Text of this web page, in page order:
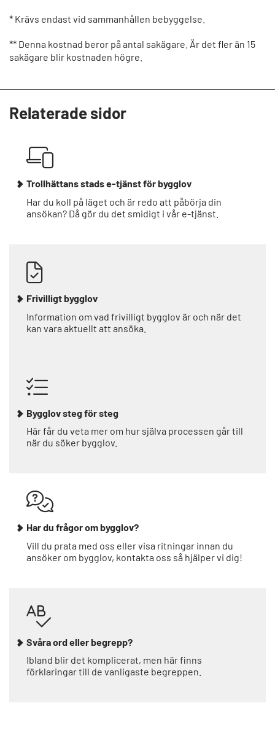
* Krävs endast vid sammanhållen bebyggelse.
** Denna kostnad beror på antal sakägare. Är det fler än 15
sakägare blir kostnaden högre.
Relaterade sidor
Trollhättans stads e-tjänst för bygglov
Har du koll på läget och är redo att påbörja din
ansökan? Då gör du det smidigt i vår e-tjänst.
Frivilligt bygglov
Information om vad frivilligt bygglov är och när det
kan vara aktuellt att ansöka.
Bygglov steg för steg
Här får du veta mer om hur själva processen går till
när du söker bygglov.
Har du frågor om bygglov?
Vill du prata med oss eller visa ritningar innan du
ansöker om bygglov, kontakta oss så hjälper vi dig!
Svåra ord eller begrepp?
Ibland blir det komplicerat, men här finns
förklaringar till de vanligaste begreppen.